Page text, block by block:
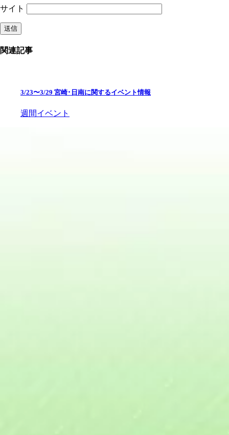
サイト
関連記事
3/23〜3/29 宮崎･日南に関するイベント情報
週間イベント